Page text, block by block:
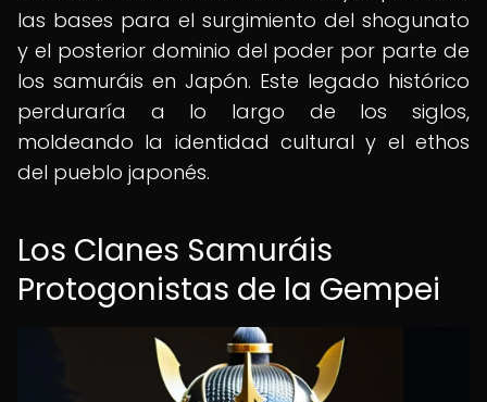
las bases para el surgimiento del shogunato
y el posterior dominio del poder por parte de
los samuráis en Japón. Este legado histórico
perduraría a lo largo de los siglos,
moldeando la identidad cultural y el ethos
del pueblo japonés.
Los Clanes Samuráis
Protogonistas de la Gempei